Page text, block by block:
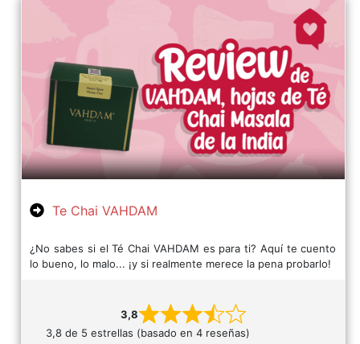
Te Chai VAHDAM
¿No sabes si el Té Chai VAHDAM es para ti? Aquí te cuento
lo bueno, lo malo... ¡y si realmente merece la pena probarlo!
3,8
3,8 de 5 estrellas (basado en 4 reseñas)